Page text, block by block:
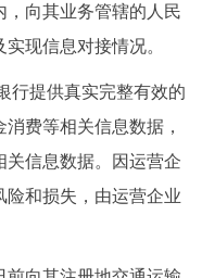
，向其业务管辖的人民
现信息对接情况。
提供真实完整有效的
费等相关信息数据，
关信息数据。因运营企
险和损失，由运营企业